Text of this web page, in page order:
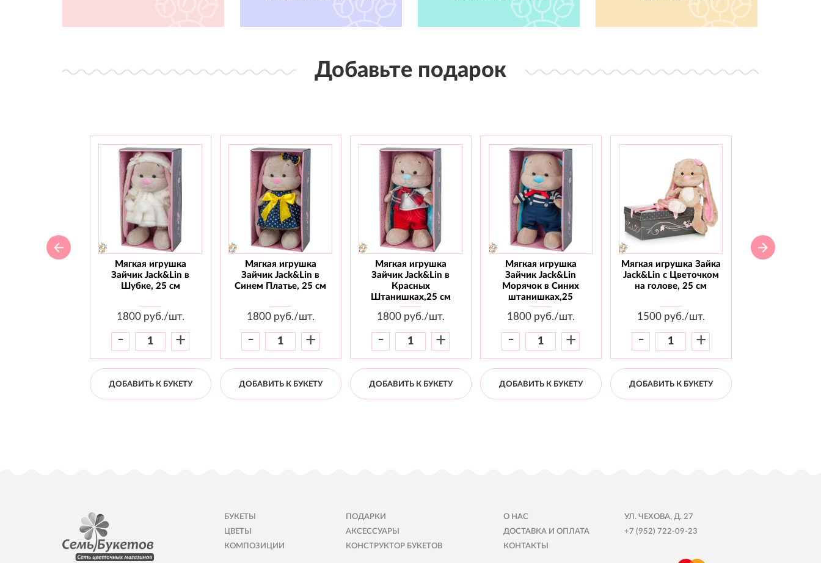
Добавьте подарок
Мягкая игрушка
Зайчик Jack&Lin в
Шубке, 25 см
1800руб./шт.
- +
ДОБАВИТЬ К БУКЕТУ
Мягкая игрушка
Зайчик Jack&Lin в
Синем Платье, 25 см
1800руб./шт.
- +
ДОБАВИТЬ К БУКЕТУ
Мягкая игрушка
Зайчик Jack&Lin в
Красных
Штанишках,25 см
1800руб./шт.
- +
ДОБАВИТЬ К БУКЕТУ
Мягкая игрушка
Зайчик Jack&Lin
Морячок в Синих
штанишках,25
1800руб./шт.
- +
ДОБАВИТЬ К БУКЕТУ
Мягкая игрушка Зайка
Jack&Lin с Цветочком
на голове, 25 см
1500руб./шт.
- +
ДОБАВИТЬ К БУКЕТУ
БУКЕТЫ
ЦВЕТЫ
КОМПОЗИЦИИ
ПОДАРКИ
АКСЕССУАРЫ
КОНСТРУКТОР БУКЕТОВ
О НАС
ДОСТАВКА И ОПЛАТА
КОНТАКТЫ
УЛ. ЧЕХОВА, Д. 27
+7 (952) 722-09-23